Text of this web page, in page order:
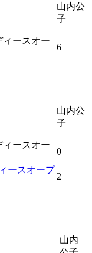
山内公
子
ィースオー
6
山内公
子
ィースオー
0
ースオープ
2
山内